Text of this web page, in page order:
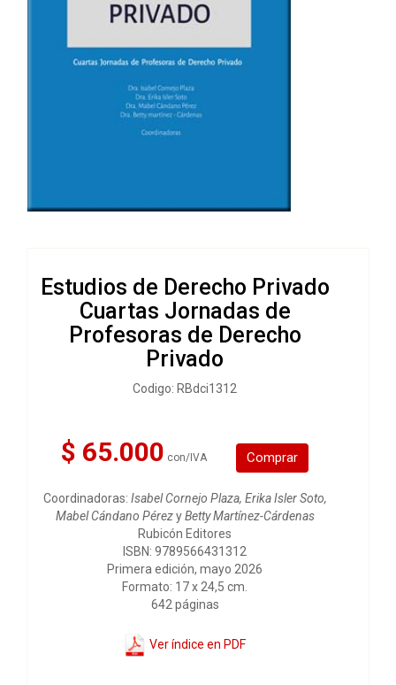
Estudios de Derecho Privado
Cuartas Jornadas de
Profesoras de Derecho
Privado
Codigo: RBdci1312
$ 65.000 con/IVA Comprar
Coordinadoras: Isabel Cornejo Plaza, Erika Isler Soto,
Mabel Cándano PérezyBetty Martínez-Cárdenas
Rubicón Editores
ISBN: 9789566431312
Primera edición, mayo 2026
Formato: 17 x 24,5 cm.
642 páginas
Ver índice en PDF